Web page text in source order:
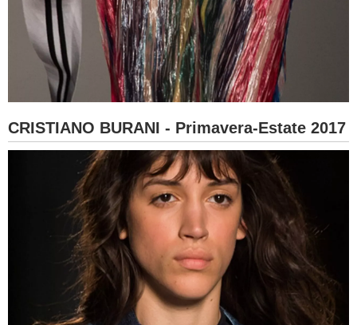
CRISTIANO BURANI - Primavera-Estate 2017